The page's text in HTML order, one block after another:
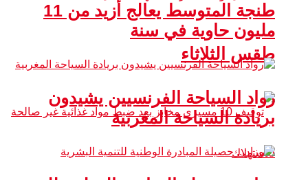
طقس الثلاثاء
طنجة المتوسط يعالج أزيد من 11
مليون حاوية في سنة
رواد السياحة الفرنسيين يشيدون
بريادة السياحة المغربية